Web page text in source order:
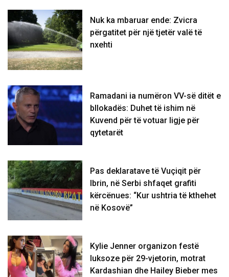
Nuk ka mbaruar ende: Zvicra
përgatitet për një tjetër valë të
nxehti
Ramadani ia numëron VV-së ditët e
bllokadës: Duhet të ishim në
Kuvend për të votuar ligje për
qytetarët
Pas deklaratave të Vuçiqit për
Ibrin, në Serbi shfaqet grafiti
kërcënues: “Kur ushtria të kthehet
në Kosovë”
Kylie Jenner organizon festë
luksoze për 29-vjetorin, motrat
Kardashian dhe Hailey Bieber mes